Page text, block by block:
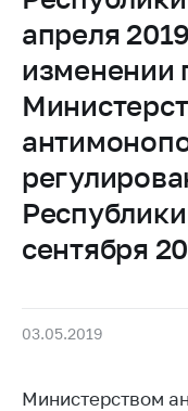
Белорусская
товарная
жизнь
работа
Ценовая
апреля
изменении
сентября
03.05.2019
Министерством